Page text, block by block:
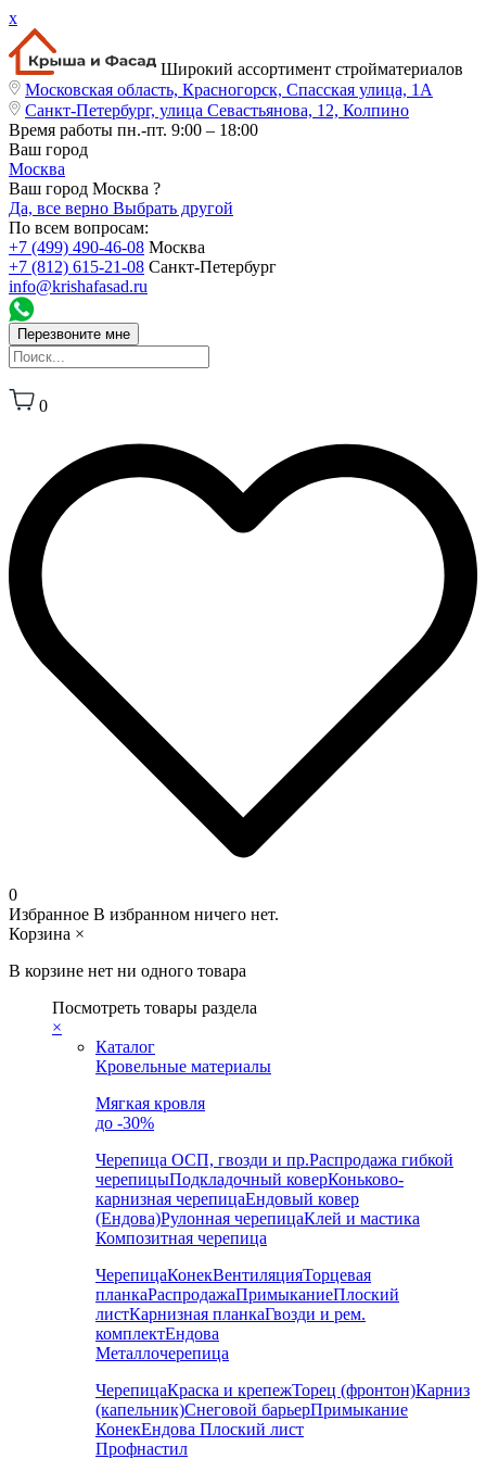
x
Широкий ассортимент стройматериалов
Московская область, Красногорск, Спасская улица, 1А
Санкт-Петербург, улица Севастьянова, 12, Колпино
Время работы пн.-пт. 9:00 – 18:00
Ваш город
Москва
Ваш город Москва ?
Да, все верно Выбрать другой
По всем вопросам:
+7 (499) 490-46-08 Москва
+7 (812) 615-21-08 Санкт-Петербург
info@krishafasad.ru
Перезвоните мне
0
0
Избранное В избранном ничего нет.
Корзина ×
В корзине нет ни одного товара
Посмотреть товары раздела
×
Каталог
Кровельные материалы
Мягкая кровля
до -30%
Черепица ОСП, гвозди и пр.Распродажа гибкой
черепицыПодкладочный коверКоньково-
карнизная черепицаЕндовый ковер
(Ендова)Рулонная черепицаКлей и мастика
Композитная черепица
ЧерепицаКонекВентиляцияТорцевая
планкаРаспродажаПримыканиеПлоский
листКарнизная планкаГвозди и рем.
комплектЕндова
Металлочерепица
ЧерепицаКраска и крепежТорец (фронтон)Карниз
(капельник)Снеговой барьерПримыкание
КонекЕндова Плоский лист
Профнастил